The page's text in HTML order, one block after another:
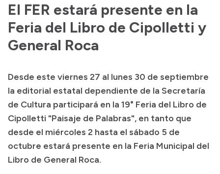
Consejo Asesor
Normativa
Contactos
El FER estará presente en la
Feria del Libro de Cipolletti y
General Roca
Desde este viernes 27 al lunes 30 de septiembre
la editorial estatal dependiente de la Secretaría
de Cultura participará en la 19° Feria del Libro de
Cipolletti "Paisaje de Palabras", en tanto que
desde el miércoles 2 hasta el sábado 5 de
octubre estará presente en la Feria Municipal del
Libro de General Roca.